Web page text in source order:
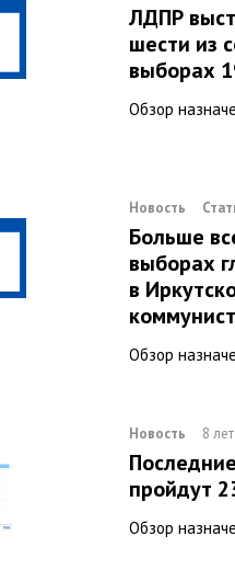
ЛДПР
шести из
выборах
Обзор
Новость
Больше
выборах
в
Обзор
Новость 8
пройдут
Обзор